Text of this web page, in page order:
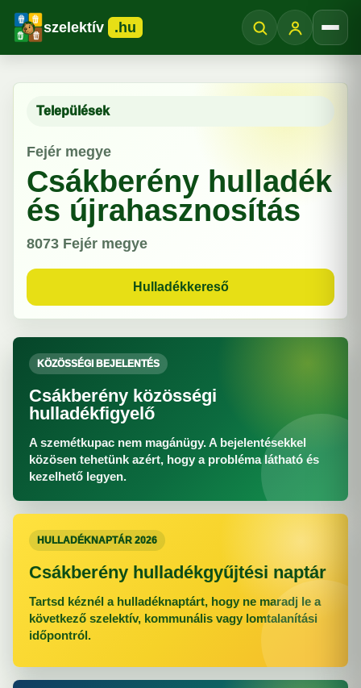
szelektív .hu
Települések
Fejér megye
Csákberény hulladék
és újrahasznosítás
8073 Fejér megye
Hulladékkereső
KÖZÖSSÉGI BEJELENTÉS
Csákberény közösségi
hulladékfigyelő
A szemétkupac nem magánügy. A bejelentésekkel
közösen tehetünk azért, hogy a probléma látható és
kezelhető legyen.
HULLADÉKNAPTÁR 2026
Csákberény hulladékgyűjtési naptár
Tartsd kéznél a hulladéknaptárt, hogy ne maradj le a
következő szelektív, kommunális vagy lomtalanítási
időpontról.